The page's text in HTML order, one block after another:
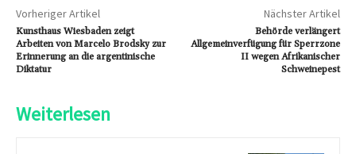
Vorheriger Artikel
Kunsthaus Wiesbaden zeigt
Arbeiten von Marcelo Brodsky zur
Erinnerung an die argentinische
Diktatur
Nächster Artikel
Behörde verlängert
Allgemeinverfügung für Sperrzone
II wegen Afrikanischer
Schweinepest
Weiterlesen